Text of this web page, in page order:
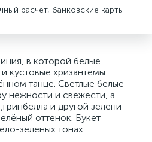
расчет, банковские карты
в которой белые
кустовые хризантемы
танце. Светлые белые
нежности и свежести, а
и другой зелени
оттенок. Букет
зеленых тонах.